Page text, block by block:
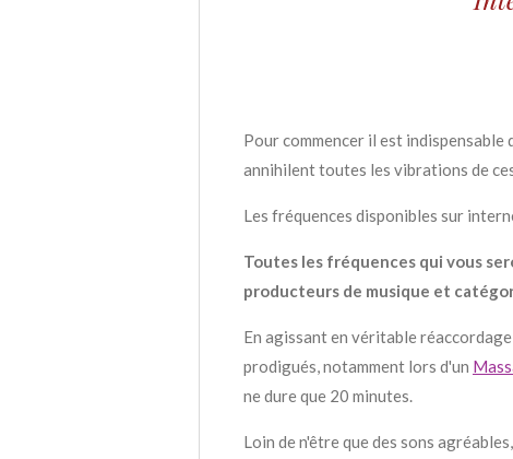
Pour commencer il est
annihilent toutes les vibrations de
Les fréquences disponibles sur
Toutes les fréquences qui vous
producteurs de musique et
En agissant en véritable
prodigués, notamment lors d'un
ne dure que 20 minutes.
Loin de n'être que des sons